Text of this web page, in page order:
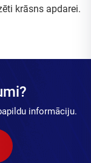
krāsns apdarei.
informāciju.